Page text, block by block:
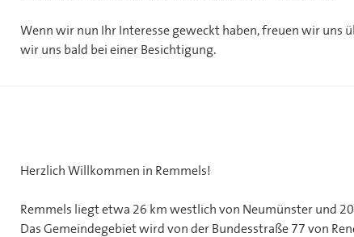
Wenn wir nun Ihr Interesse geweckt haben, freuen wir uns
wir uns bald bei einer Besichtigung.
Herzlich Willkommen in Remmels!
Remmels liegt etwa 26 km westlich von Neumünster und
Das Gemeindegebiet wird von der Bundesstraße 77 von